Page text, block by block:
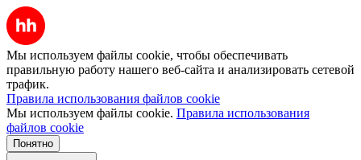
Мы используем файлы cookie, чтобы обеспечивать
правильную работу нашего веб-сайта и анализировать сетевой
трафик.
Правила использования файлов cookie
Мы используем файлы cookie. Правила использования
файлов cookie
Понятно